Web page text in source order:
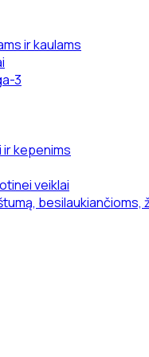
ir kaulams
3
ir kepenims
veiklai
besilaukiančioms,